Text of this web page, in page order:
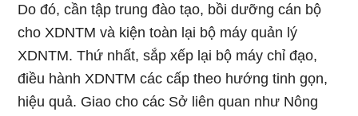
Do đó, cần tập trung đào tạo, bồi dưỡng cán bộ
cho XDNTM và kiện toàn lại bộ máy quản lý
XDNTM. Thứ nhất, sắp xếp lại bộ máy chỉ đạo,
điều hành XDNTM các cấp theo hướng tinh gọn,
hiệu quả. Giao cho các Sở liên quan như Nông